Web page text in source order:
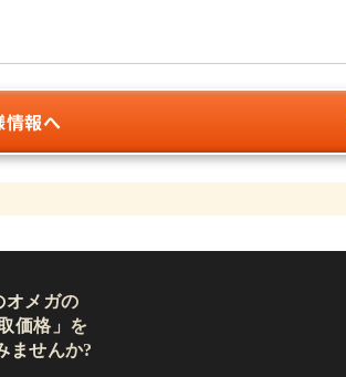
情報へ
オメガの
価格」を
ませんか?